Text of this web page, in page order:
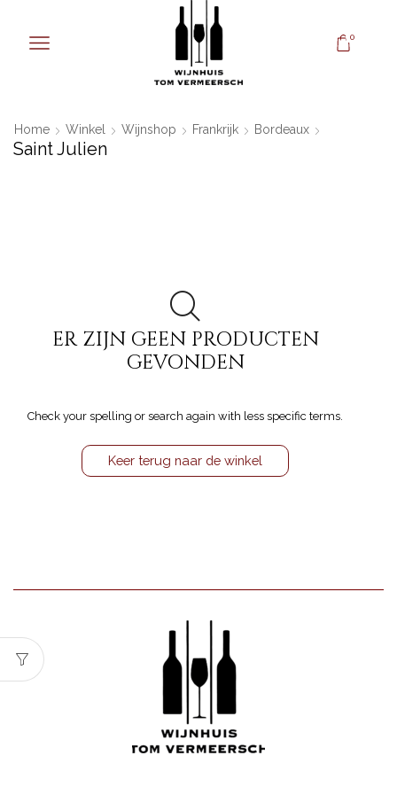
0
Home Winkel Wijnshop Frankrijk Bordeaux
Saint Julien
ER ZIJN GEEN PRODUCTEN
GEVONDEN
Check your spelling or search again with less specific terms.
Keer terug naar de winkel